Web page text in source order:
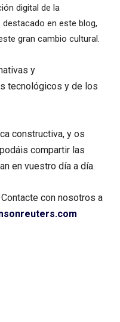
digital de la
en este blog,
gran cambio cultural.
y
tecnológicos y de los
constructiva, y os
compartir las
en vuestro día a día.
con nosotros a